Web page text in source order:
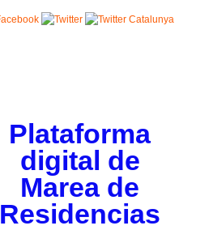
Plataforma
digital de
Marea de
Residencias